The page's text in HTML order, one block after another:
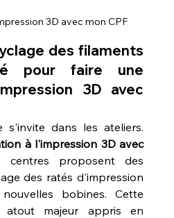
3D avec mon CPF
des filaments
pour faire une
3D avec
s'invite dans les ateliers.
à l'impression 3D avec
centres proposent des
des ratés d'impression
bobines. Cette
majeur appris en